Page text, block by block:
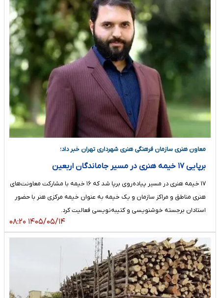
معاون هنری سازمان فرهنگی هنری شهرداری تهران خبر داد؛
برپایی ۱۷ خیمه هنری در مسیر جاماندگان اربعین
۱۷ خیمه هنری در مسیر پیاده‌روی برپا شد که ۱۶ خیمه با مشارکت معاونت‌های
هنری مناطق و مراکز سازمان و یک خیمه به عنوان خیمه مرکزی هنر با حضور
استادان برجسته خوشنویسی و کتیبه‌نویسی فعالیت کرد.
۱۴۰۵/۰۵/۱۴ ۰۸:۲۰